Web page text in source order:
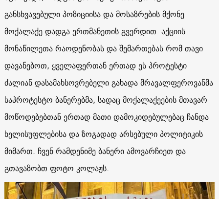
განსხვავებული პოზიციისა და მოსაზრების მქონე
მოქალაქე დადგა ერთმანეთის გვერდით. აქციის
მონაწილეთა რაოდენობას და შემართებას რომ თავი
დავანებოთ, ყველაფერთან ერთად ეს პროტესტი
ძალიან დასამახსოვრებელი გახადა მრავალფეროვანმა
საპროტესტო ბანერებმა, სადაც მოქალაქეების მთავარ
მოწოდებებთან ერთად მათი დამოკიდებულებაც ჩანდა
ხელისუფლებისა და ზოგადად არსებული პოლიტიკის
მიმართ. ჩვენ რამდენიმე ბანერი ამოვარჩიეთ და
გთავაზობთ ფოტო კოლაჟს.